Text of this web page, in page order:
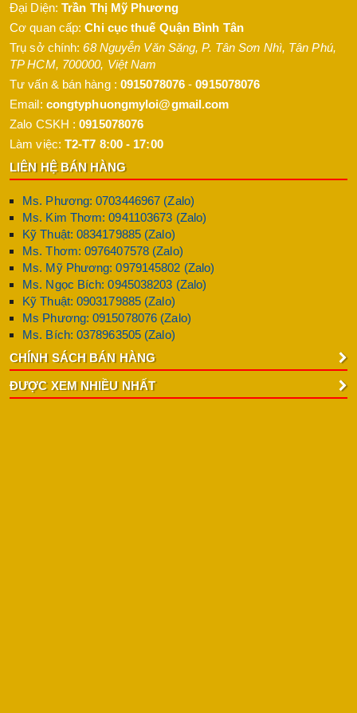
Bản, Hàn Quốc, và Châu Âu, đảm bảo màng sơn bóng mịn, bền
màu, và an toàn cho người sử dụng. Sơn nhũ Lina là lựa chọn
lý tưởng để tạo điểm nhấn thẩm mỹ cho các công trình, mang
lại vẻ đẹp sang trọng và độc đáo.
Sơn Nhũ Vàng Lina – Vẻ Đẹp Hoàng Kim
Sơn nhũ vàng Lina là dòng sơn trang trí cao cấp, mang lại lớp
phủ ánh vàng rực rỡ, phù hợp cho các công trình tôn giáo như
tượng phật, đền chùa, và các chi tiết kiến trúc sang trọng. Sản
tác động của tia UV, đảm bảo vẻ đẹp lâu dài trong môi trường
ngoài trời. Sơn nhũ vàng Lina thường được sử dụng để sơn
cổng sắt, lan can, và đồ nội thất, tạo điểm nhấn thẩm mỹ ấn
tượng.
Để thi công, bề mặt cần được làm sạch và sơn lót trước để
tăng độ bám dính. Sơn nhũ vàng Lina có thể pha loãng 5-10%
với dung môi LN09, đảm bảo dễ sử dụng bằng cọ, rulo, hoặc
súng phun.
Đại Diện: Trần Thị Mỹ Phương
Cơ quan cấp:Chi cục thuế Quận Bình Tân
Trụ sở chính:68 Nguyễn Văn Săng, P. Tân Sơn Nhì, Tân Phú,
TP HCM, 700000, Việt Nam
Tư vấn & bán hàng : 0915078076 -0915078076
Email: congtyphuongmyloi@gmail.com
Zalo CSKH :0915078076
Làm việc: T2-T7 8:00 - 17:00
LIÊN HỆ BÁN HÀNG
Ms. Phương: 0703446967 (Zalo)
Ms. Kim Thơm: 0941103673 (Zalo)
Kỹ Thuật: 0834179885 (Zalo)
Ms. Thơm: 0976407578 (Zalo)
Ms. Mỹ Phương: 0979145802 (Zalo)
Ms. Ngọc Bích: 0945038203 (Zalo)
Kỹ Thuật: 0903179885 (Zalo)
Ms Phương: 0915078076 (Zalo)
Ms. Bích: 0378963505 (Zalo)
CHÍNH SÁCH BÁN HÀNG
ĐƯỢC XEM NHIỀU NHẤT